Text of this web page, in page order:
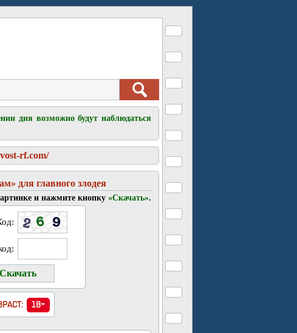
дня возможно будут наблюдаться
rf.com/
для главного злодея
и нажмите кнопку «Скачать».
18+